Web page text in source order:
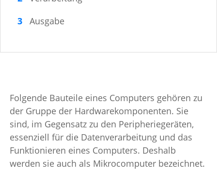
Ausgabe
Folgende Bauteile eines Computers gehören zu
der Gruppe der Hardwarekomponenten. Sie
sind, im Gegensatz zu den Peripheriegeräten,
essenziell für die Datenverarbeitung und das
Funktionieren eines Computers. Deshalb
werden sie auch als Mikrocomputer bezeichnet.